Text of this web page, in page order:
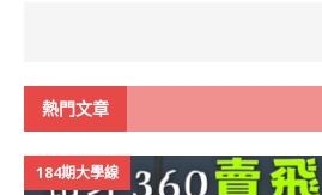
熱門文章
184期大學線